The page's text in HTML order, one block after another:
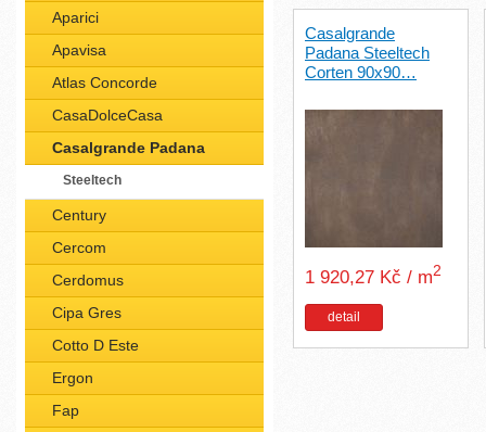
Aparici
Apavisa
Atlas Concorde
CasaDolceCasa
Casalgrande Padana
Steeltech
Century
Cercom
Cerdomus
Cipa Gres
Cotto D Este
Ergon
Fap
Casalgrande
Padana Steeltech
Corten 90x90…
1 920,27 Kč / m2
detail